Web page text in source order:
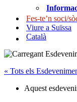
Fes-te’n soci/
Viure a Suïssa
Català
« Tots els
Aquest